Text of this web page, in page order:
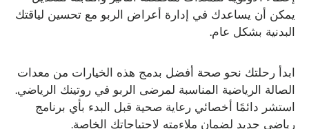
يمكن أن يساعدك في إدارة أعراض الربو مع تحسين لياقتك
البدنية بشكل عام.
ابدأ رحلتك نحو صحة أفضل بدمج هذه الخيارات من معدات
الصالة الرياضية المناسبة لمرضى الربو في روتينك الرياضي.
استشر دائمًا أخصائي رعاية صحية قبل البدء بأي برنامج
رياضي جديد لضمان ملاءمته لاحتياجاتك الخاصة.